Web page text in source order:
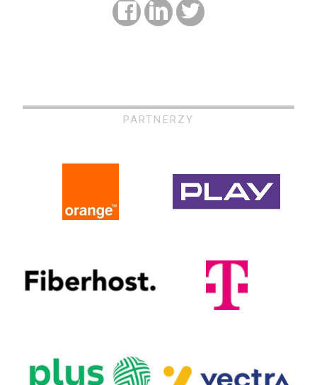
PARTNERZY